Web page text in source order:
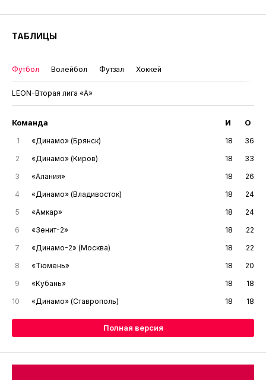
ТАБЛИЦЫ
Футбол Волейбол Футзал Хоккей
LEON-Вторая лига «А»
Команда И О
1 «Динамо» (Брянск) 18
36
2
«Динамо» (Киров) 18
33
3
«Алания» 18
26
4
«Динамо» (Владивосток) 18
24
5
«Амкар» 18
24
6
«Зенит-2» 18
22
7
«Динамо-2» (Москва) 18
22
8
«Тюмень» 18
20
9
«Кубань» 18
18
10
«Динамо» (Ставрополь) 18 18
Полная версия